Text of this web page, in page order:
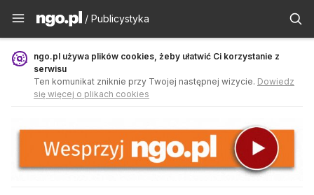
Publicystyka - ngo.pl
/ Publicystyka
ngo.pl używa plików cookies, żeby ułatwić Ci korzystanie z
serwisu
Ten komunikat zniknie przy Twojej następnej wizycie. Dowiedz
się więcej o plikach cookies